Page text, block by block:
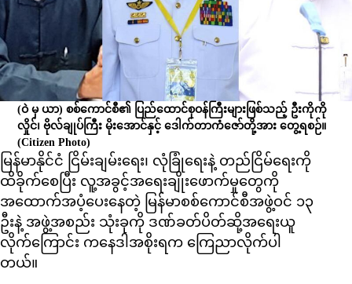
(ဝဲ မှ ယာ) စစ်ကောင်စီ၏ ပြည်ထောင်စုဝန်ကြီးများဖြစ်သည့် ဦးကိုကို
လှိုင်၊ ဗိုလ်ချုပ်ကြီး မိုးအောင်နှင့် ဒေါက်တာကံဇော်တို့အား တွေ့ရစဉ်။
(Citizen Photo)
မြန်မာနိုင်ငံ ငြိမ်းချမ်းရေး၊ လုံခြုံရေးနဲ့ တည်ငြိမ်ရေးကို
ထိခိုက်စေပြီး လူ့အခွင့်အရေးချိုးဖောက်မှုတွေကို
အထောက်အပံ့ပေးနေတဲ့ မြန်မာစစ်ကောင်စီအဖွဲ့ဝင် ၁၃
ဦးနဲ့ အဖွဲ့အစည်း သုံးခုကို ဒဏ်ခတ်ပိတ်ဆို့အရေးယူ
လိုက်ကြောင်း ကနေဒါအစိုးရက ကြေညာလိုက်ပါ
တယ်။